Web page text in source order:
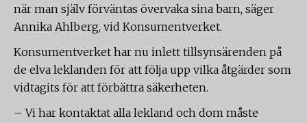
när man själv förväntas övervaka sina barn, säger
Annika Ahlberg, vid Konsumentverket.
Konsumentverket har nu inlett tillsynsärenden på
de elva leklanden för att följa upp vilka åtgärder som
vidtagits för att förbättra säkerheten.
– Vi har kontaktat alla lekland och dom måste